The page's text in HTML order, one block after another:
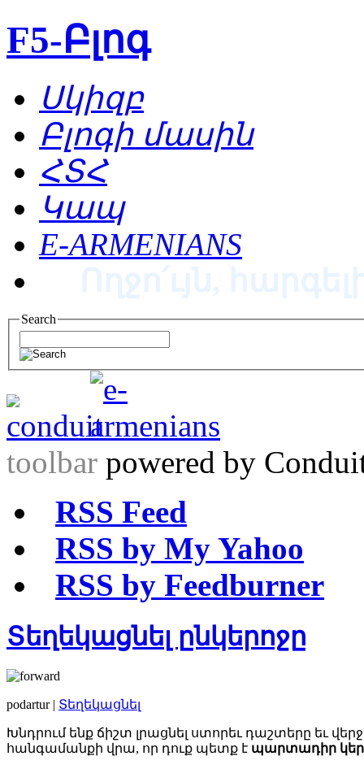
F5-Բլոգ
Սկիզբ
Բլոգի մասին
ՀՏՀ
Կապ
E-ARMENIANS
Search
toolbar powered by
RSS Feed
RSS by My Yahoo
RSS by Feedburner
Տեղեկացնել ընկերոջը
podartur | Տեղեկացնել
Խնդրում ենք ճիշտ լրացնել ստորեւ դաշտերը եւ
հանգամանքի վրա, որ դուք պետք է պարտադիր